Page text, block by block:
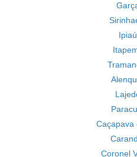
Ipiaú
Caçapava
Coronel